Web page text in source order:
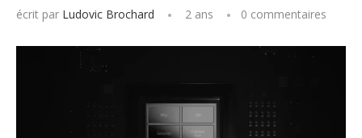
écrit par Ludovic Brochard 2 ans 0 commentaires